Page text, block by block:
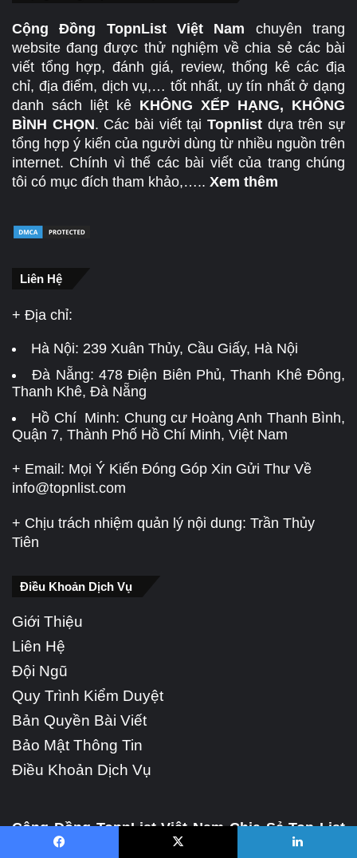
Cộng Đồng TopnList Việt Nam chuyên trang
website đang được thử nghiệm về chia sẻ các bài
viết tổng hợp, đánh giá, review, thống kê các địa
chỉ, địa điểm, dịch vụ,… tốt nhất, uy tín nhất ở dạng
danh sách liệt kê KHÔNG XẾP HẠNG, KHÔNG
BÌNH CHỌN. Các bài viết tạiTopnlist dựa trên sự
tổng hợp ý kiến của người dùng từ nhiều nguồn trên
internet. Chính vì thế các bài viết của trang chúng
tôi có mục đích tham khảo,….. Xem thêm
Liên Hệ
+ Địa chỉ:
Hà Nội: 239 Xuân Thủy, Cầu Giấy, Hà Nội
Đà Nẵng:478 Điện Biên Phủ, Thanh Khê Đông,
Thanh Khê, Đà Nẵng
Hồ Chí Minh: Chung cư Hoàng Anh Thanh Bình,
Quận 7, Thành Phố Hồ Chí Minh, Việt Nam
+ Email: Mọi Ý Kiến Đóng Góp Xin Gửi Thư Về
info@topnlist.com
+ Chịu trách nhiệm quản lý nội dung: Trần Thủy
Tiên
Điều Khoản Dịch Vụ
Giới Thiệu
Liên Hệ
Đội Ngũ
Quy Trình Kiểm Duyệt
Bản Quyền Bài Viết
Bảo Mật Thông Tin
Điều Khoản Dịch Vụ
Cộng Đồng TopnList Việt Nam Chia Sẻ Top List
Tin Tức Về Sức Khỏe, Làm Đẹp, Giáo Dục, Ẩm